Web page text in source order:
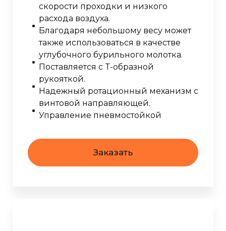
скорости проходки и низкого
расхода воздуха.
Благодаря небольшому весу может
также использоваться в качестве
углубочного бурильного молотка.
Поставляется с T-образной
рукояткой.
Надежный ротационный механизм с
винтовой направляющей.
Управление пневмостойкой
Заказать